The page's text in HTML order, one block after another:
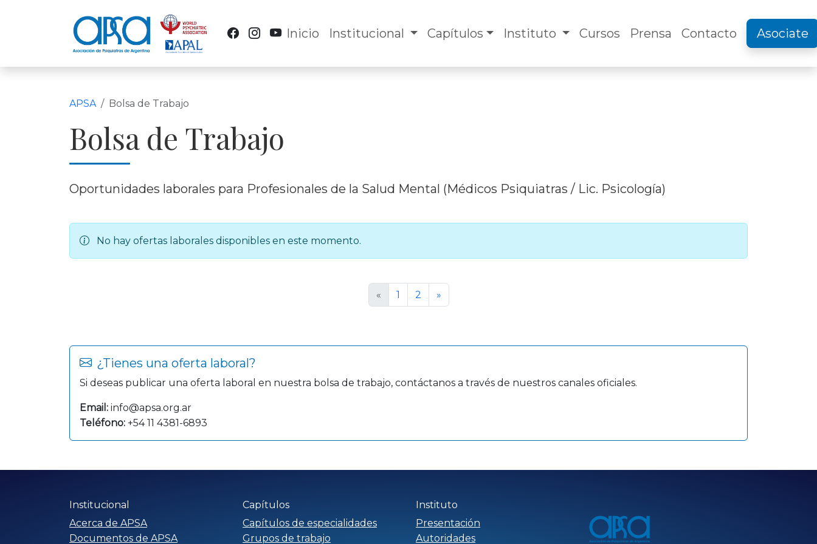
Inicio Institucional Capítulos Instituto Cursos Prensa Contacto Asociate
APSA Bolsa de Trabajo
Bolsa de Trabajo
Oportunidades laborales para Profesionales de la Salud Mental (Médicos Psiquiatras / Lic. Psicología)
No hay ofertas laborales disponibles en este momento.
« 1 2 »
¿Tienes una oferta laboral?
Si deseas publicar una oferta laboral en nuestra bolsa de trabajo, contáctanos a través de nuestros canales oficiales.
Email: info@apsa.org.ar
Teléfono: +54 11 4381-6893
Institucional
Acerca de APSA
Documentos de APSA
Capítulos
Capítulos de especialidades
Grupos de trabajo
Instituto
Presentación
Autoridades